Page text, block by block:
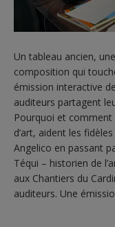
Un tableau ancien,
composition qui
émission interactive
auditeurs partagent
Pourquoi et
d’art, aident les
Angelico en passant
Téqui – historien de
aux Chantiers du
auditeurs. Une